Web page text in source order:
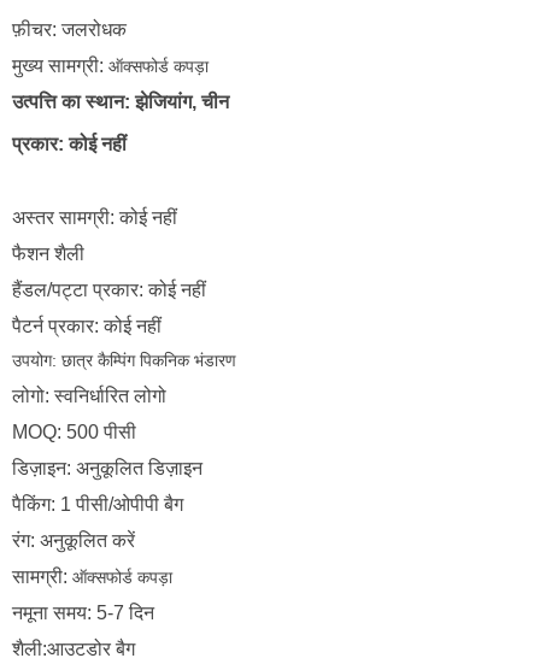
फ़ीचर: जलरोधक
मुख्य सामग्री: ऑक्सफोर्ड कपड़ा
उत्पत्ति का स्थान: झेजियांग, चीन
प्रकार: कोई नहीं
अस्तर सामग्री: कोई नहीं
फैशन शैली
हैंडल/पट्टा प्रकार: कोई नहीं
पैटर्न प्रकार: कोई नहीं
उपयोग: छात्र कैम्पिंग पिकनिक भंडारण
लोगो: स्वनिर्धारित लोगो
MOQ: 500 पीसी
डिज़ाइन: अनुकूलित डिज़ाइन
पैकिंग: 1 पीसी/ओपीपी बैग
रंग: अनुकूलित करें
सामग्री: ऑक्सफोर्ड कपड़ा
नमूना समय: 5-7 दिन
शैली:आउटडोर बैग